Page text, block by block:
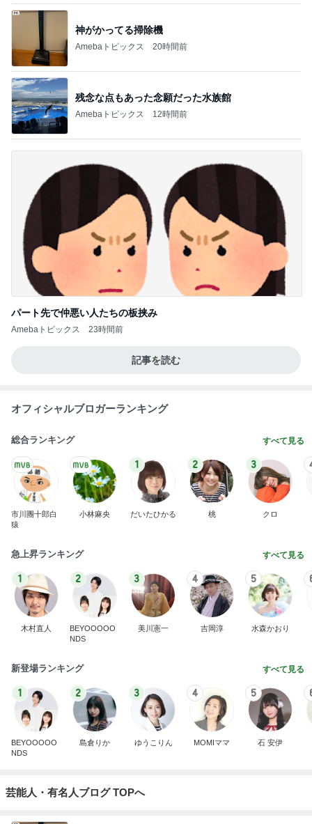
神がかってる掃除機
Amebaトピックス 20時間前
残念な点もあった念願だった水族館
Amebaトピックス 12時間前
パート先で仲悪い人たちの板挟み
Amebaトピックス 23時間前
記事を読む
オフィシャルブロガーランキング
総合ランキング すべて見る
市川團十郎白
猿
小林麻央
1
だいたひかる
2
桃
3
クロ
急上昇ランキング すべて見る
1
木村直人
2
BEYOOOOO
NDS
3
美川憲一
4
吉岡淳
5
水森かおり
新登場ランキング すべて見る
1
BEYOOOOO
NDS
2
島倉りか
3
ゆうこりん
4
MOMIママ
5
石 安伊
芸能人・有名人ブログ TOPへ